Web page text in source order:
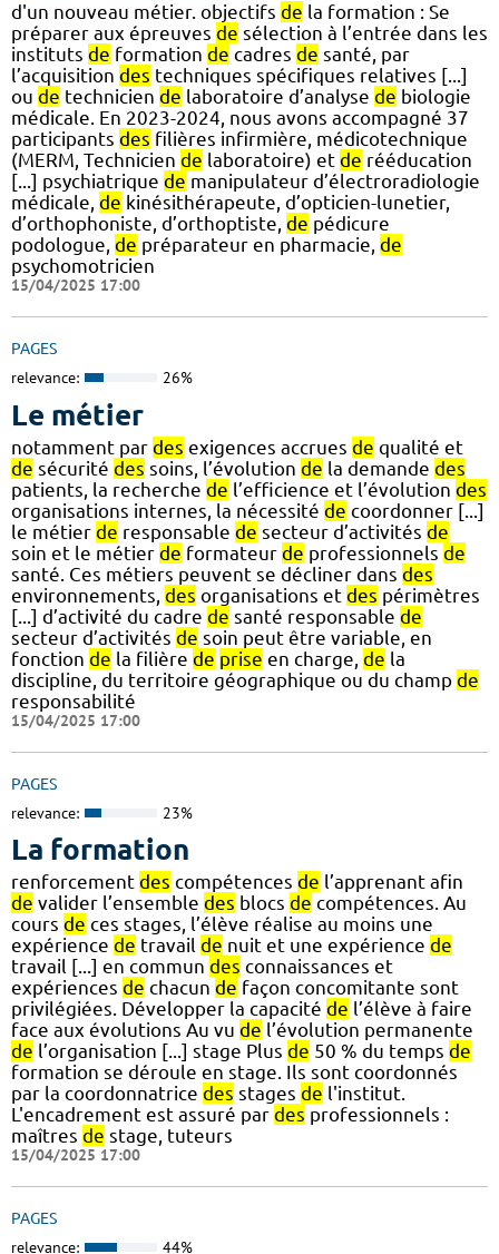
d'un nouveau métier. objectifs de la formation : Se
préparer aux épreuves de sélection à l’entrée dans les
instituts de formation de cadres de santé, par
l’acquisition des techniques spécifiques relatives [...]
ou de technicien de laboratoire d’analyse de biologie
médicale. En 2023-2024, nous avons accompagné 37
participants des filières infirmière, médicotechnique
(MERM, Technicien de laboratoire) et de rééducation
[...] psychiatrique de manipulateur d’électroradiologie
médicale, de kinésithérapeute, d’opticien-lunetier,
d’orthophoniste, d’orthoptiste, de pédicure
podologue, de préparateur en pharmacie, de
psychomotricien
15/04/2025 17:00
PAGES
relevance: 26%
Le métier
notamment par des exigences accrues de qualité et
de sécurité des soins, l’évolution de la demande des
patients, la recherche de l’efficience et l’évolution des
organisations internes, la nécessité de coordonner [...]
le métier de responsable de secteur d’activités de
soin et le métier de formateur de professionnels de
santé. Ces métiers peuvent se décliner dans des
environnements, des organisations et des périmètres
[...] d’activité du cadre de santé responsable de
secteur d’activités de soin peut être variable, en
fonction de la filière de prise en charge, de la
discipline, du territoire géographique ou du champ de
responsabilité
15/04/2025 17:00
PAGES
relevance: 23%
La formation
renforcement des compétences de l’apprenant afin
de valider l’ensemble des blocs de compétences. Au
cours de ces stages, l’élève réalise au moins une
expérience de travail de nuit et une expérience de
travail [...] en commun des connaissances et
expériences de chacun de façon concomitante sont
privilégiées. Développer la capacité de l’élève à faire
face aux évolutions Au vu de l’évolution permanente
de l’organisation [...] stage Plus de 50 % du temps de
formation se déroule en stage. Ils sont coordonnés
par la coordonnatrice des stages de l'institut.
L'encadrement est assuré par des professionnels :
maîtres de stage, tuteurs
15/04/2025 17:00
PAGES
relevance: 44%